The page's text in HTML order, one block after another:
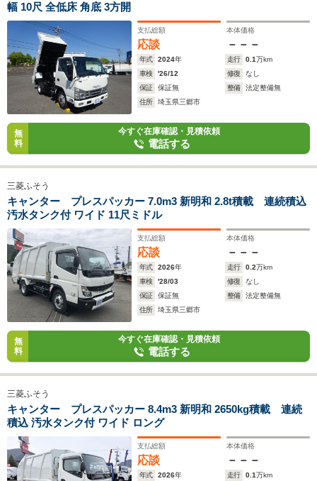
幅 10尺 全低床 角底 3方開
支払総額
応談
本体価格
－－－
年式 2024年 走行 0.1万km
車検
'26/12 修復
なし
保証
保証無 整備
法定整備無
住所
埼玉県三郷市
無
料
今すぐ在庫確認・見積依頼
電話する
三菱ふそう
キャンター プレスパッカー 7.0m3 新明和 2.8t積載 連続積込
汚水タンク付 ワイド 11尺ミドル
支払総額
応談
本体価格
－－－
年式 2026年 走行 0.2万km
車検
'28/03 修復
なし
保証
保証無 整備
法定整備無
住所
埼玉県三郷市
無
料
今すぐ在庫確認・見積依頼
電話する
三菱ふそう
キャンター プレスパッカー 8.4m3 新明和 2650kg積載 連続
積込 汚水タンク付 ワイド ロング
支払総額
応談
本体価格
－－－
年式 2026年 走行 0.1万km